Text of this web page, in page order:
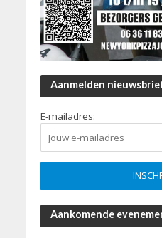
Aanmelden
E-mailadres:
Aankomende